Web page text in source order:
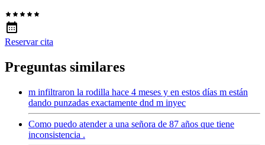
Reservar cita
Preguntas similares
m infiltraron la rodilla hace 4 meses y en estos días m están
dando punzadas exactamente dnd m inyec
Como puedo atender a una señora de 87 años que tiene
inconsistencia .